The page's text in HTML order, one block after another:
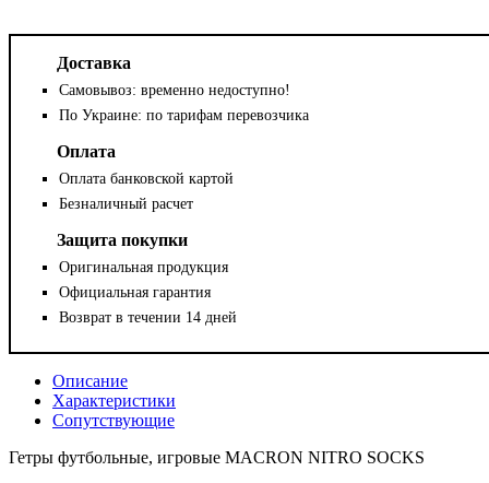
Доставка
Самовывоз: временно недоступно!
По Украине: по тарифам перевозчика
Оплата
Оплата банковской картой
Безналичный расчет
Защита покупки
Оригинальная продукция
Официальная гарантия
Возврат в течении 14 дней
Описание
Характеристики
Сопутствующие
Гетры футбольные, игровые MACRON NITRO SOCKS